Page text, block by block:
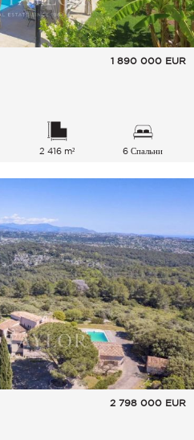
1 890 000 EUR
2 416 m² 6 Спальни
2 798 000 EUR